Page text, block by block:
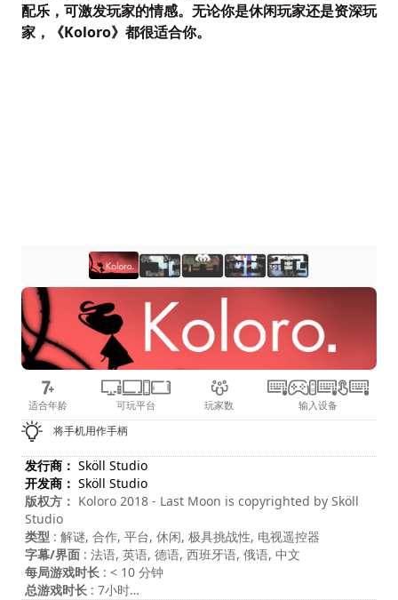
配乐，可激发玩家的情感。无论你是休闲玩家还是资深玩
家，《Koloro》都很适合你。
适合年龄 可玩平台 玩家数 输入设备
将手机用作手柄
发行商： Sköll Studio
开发商： Sköll Studio
版权方： Koloro 2018 - Last Moon is copyrighted by Sköll
Studio
类型 : 解谜, 合作, 平台, 休闲, 极具挑战性, 电视遥控器
字幕/界面 : 法语, 英语, 德语, 西班牙语, 俄语, 中文
每局游戏时长 : < 10 分钟
总游戏时长 : 7小时